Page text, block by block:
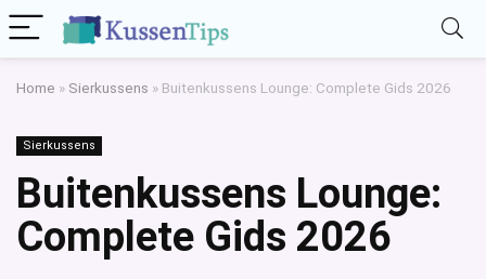
Home » Sierkussens » Buitenkussens Lounge: Complete Gids 2026
Sierkussens
Buitenkussens Lounge:
Complete Gids 2026